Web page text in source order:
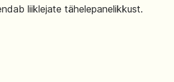
liiklejate tähelepanelikkust.